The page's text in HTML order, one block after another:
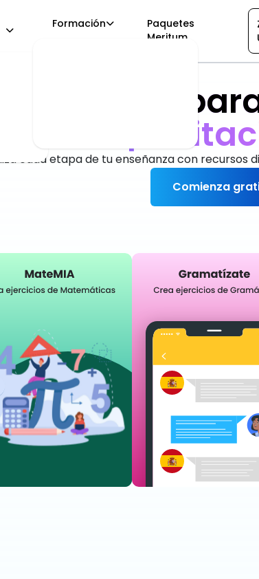
Formación
Paquetes
Meritum
plataforma
más
cada etapa de tu enseñanza con recursos
Comienza